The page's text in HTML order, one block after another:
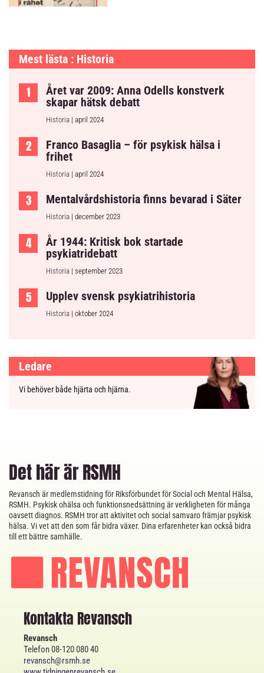
Mest lästa : Historia
Året var 2009: Anna Odells konstverk
skapar hätsk debatt
Historia | april 2024
Franco Basaglia – för psykisk hälsa i
frihet
Historia | april 2024
Mentalvårdshistoria finns bevarad i Säter
Historia | december 2023
År 1944: Kritisk bok startade
psykiatridebatt
Historia | september 2023
Upplev svensk psykiatrihistoria
Historia | oktober 2024
Ledare
Vi behöver både hjärta och hjärna.
Det här är RSMH
Revansch är medlemstidning för Riksförbundet för Social och Mental Hälsa,
RSMH. Psykisk ohälsa och funktionsnedsättning är verkligheten för många
oavsett diagnos. RSMH tror att aktivitet och social samvaro främjar psykisk
hälsa. Vi vet att den som får bidra växer. Dina erfarenheter kan också bidra
till ett bättre samhälle.
Kontakta Revansch
Revansch
Telefon 08-120 080 40
revansch@rsmh.se